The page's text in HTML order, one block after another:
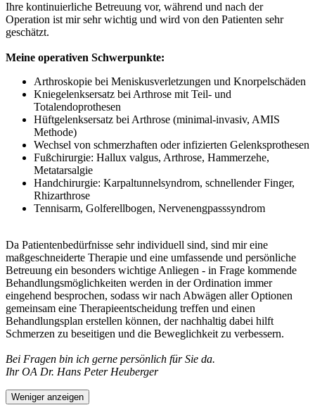
Ihre kontinuierliche Betreuung vor, während und nach der
Operation ist mir sehr wichtig und wird von den Patienten sehr
geschätzt.
Meine operativen Schwerpunkte:
Arthroskopie bei Meniskusverletzungen und Knorpelschäden
Kniegelenksersatz bei Arthrose mit Teil- und
Totalendoprothesen
Hüftgelenksersatz bei Arthrose (minimal-invasiv, AMIS
Methode)
Wechsel von schmerzhaften oder infizierten Gelenksprothesen
Fußchirurgie: Hallux valgus, Arthrose, Hammerzehe,
Metatarsalgie
Handchirurgie: Karpaltunnelsyndrom, schnellender Finger,
Rhizarthrose
Tennisarm, Golferellbogen, Nervenengpasssyndrom
Da Patientenbedürfnisse sehr individuell sind, sind mir eine
maßgeschneiderte Therapie und eine umfassende und persönliche
Betreuung ein besonders wichtige Anliegen - in Frage kommende
Behandlungsmöglichkeiten werden in der Ordination immer
eingehend besprochen, sodass wir nach Abwägen aller Optionen
gemeinsam eine Therapieentscheidung treffen und einen
Behandlungsplan erstellen können, der nachhaltig dabei hilft
Schmerzen zu beseitigen und die Beweglichkeit zu verbessern.
Bei Fragen bin ich gerne persönlich für Sie da.
Ihr OA Dr. Hans Peter Heuberger
Weniger anzeigen